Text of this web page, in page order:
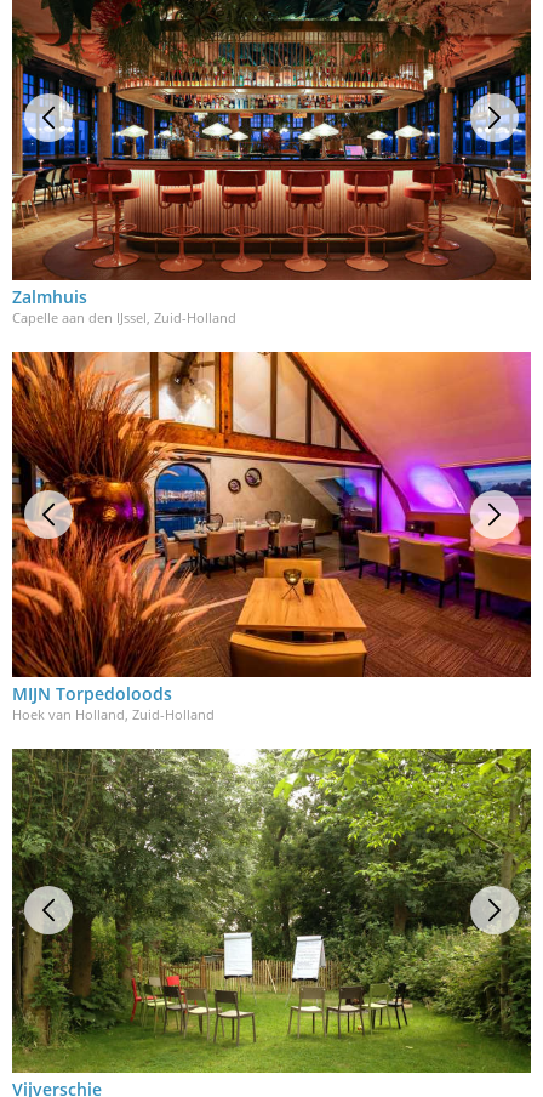
Zalmhuis
Capelle aan den IJssel, Zuid-Holland
MIJN Torpedoloods
Hoek van Holland, Zuid-Holland
Vijverschie